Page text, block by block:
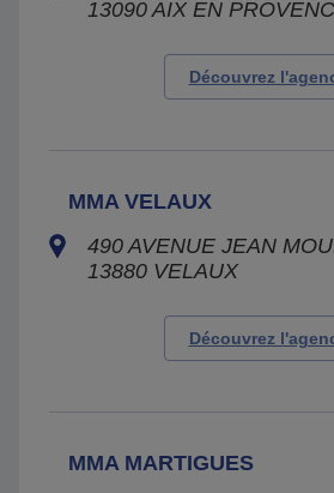
13090 AIX EN
Découvrez
MMA VELAUX
490 AVENUE JEAN
13880 VELAUX
Découvrez
MMA MARTIGUES